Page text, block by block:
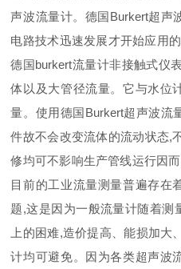
声波流量计。德国Burkert超声
电路技术迅速发展才开始应用
德国burkert流量计非接触式仪
体以及大管径流量。它与水位
量。使用德国Burkert超声波流
件故不会改变流体的流动状态,
修均可不影响生产管线运行因
目前的工业流量测量普遍存在
题,这是因为一般流量计随着测
上的困难,造价提高、能损加
计均可避免。因为各类超声波